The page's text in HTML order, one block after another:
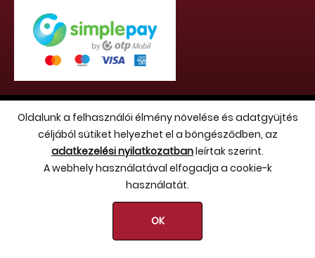
Oldalunk a felhasználói élmény növelése és adatgyüjtés
céljából sütiket helyezhet el a böngésződben, az
adatkezelési nyilatkozatbanleírtak szerint.
A webhely használatával elfogadja a cookie-k
használatát.
OK